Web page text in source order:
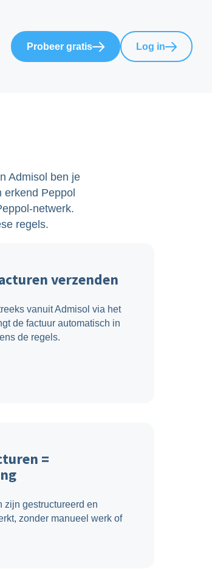
language
Probeer gratis Log in
Admisol ben je
erkend Peppol
netwerk.
regels.
verzenden
vanuit Admisol via het
de factuur automatisch in
de regels.
=
zijn gestructureerd en
zonder manueel werk of